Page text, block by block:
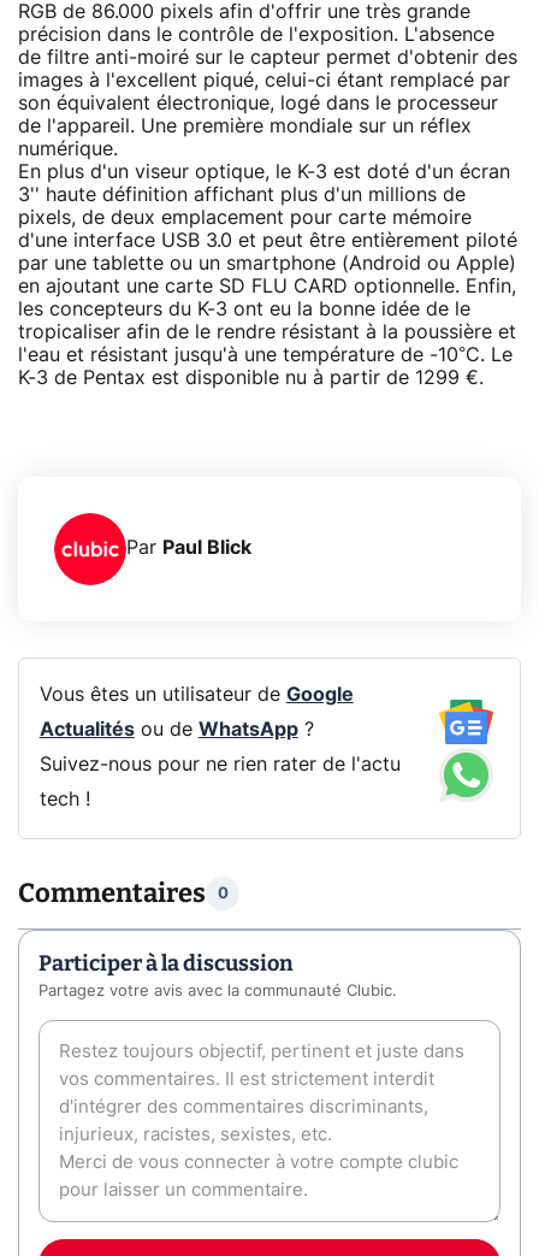
RGB de 86.000 pixels afin d'offrir une très grande
précision dans le contrôle de l'exposition. L'absence
de filtre anti-moiré sur le capteur permet d'obtenir des
images à l'excellent piqué, celui-ci étant remplacé par
son équivalent électronique, logé dans le processeur
de l'appareil. Une première mondiale sur un réflex
numérique.
En plus d'un viseur optique, le K-3 est doté d'un écran
3'' haute définition affichant plus d'un millions de
pixels, de deux emplacement pour carte mémoire
d'une interface USB 3.0 et peut être entièrement piloté
par une tablette ou un smartphone (Android ou Apple)
en ajoutant une carte SD FLU CARD optionnelle. Enfin,
les concepteurs du K-3 ont eu la bonne idée de le
tropicaliser afin de le rendre résistant à la poussière et
l'eau et résistant jusqu'à une température de -10°C. Le
K-3 de Pentax est disponible nu à partir de 1299 €.
Par Paul Blick
Vous êtes un utilisateur de Google
Actualitésou de WhatsApp?
Suivez-nous pour ne rien rater de l'actu
tech !
Commentaires 0
Participer à la discussion
Partagez votre avis avec la communauté Clubic.